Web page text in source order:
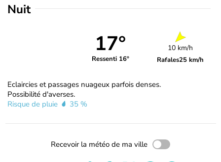
Nuit
17°
Ressenti 16°
10 km/h
Rafales25 km/h
Eclaircies et passages nuageux parfois denses.
Possibilité d'averses.
Risque de pluie
35 %
Recevoir la météo de ma ville